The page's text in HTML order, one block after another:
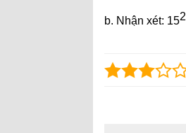
b. Nhận xét: 152